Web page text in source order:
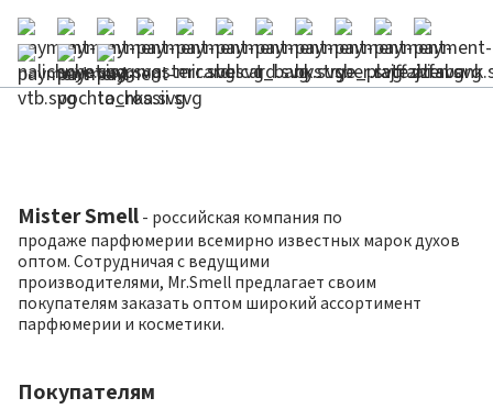
Mister Smell - российская компания по
продаже парфюмерии всемирно известных марок духов
оптом. Сотрудничая с ведущими
производителями, Mr.Smell предлагает своим
покупателям заказать оптом широкий ассортимент
парфюмерии и косметики.
Покупателям